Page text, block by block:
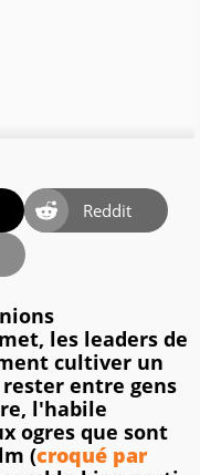
Reddit
les leaders de
cultiver un
entre gens
l'habile
ogres que sont
(croqué par